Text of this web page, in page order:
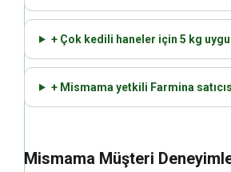
+ Çok kedili haneler için 5 kg
+ Mismama yetkili Farmina
Mismama Müşteri